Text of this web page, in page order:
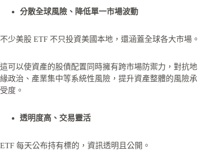
分散全球風險、降低單一市場波動
不少美股 ETF 不只投資美國本地，還涵蓋全球各大市場。
這可以使資產的股債配置同時擁有跨市場防禦力，對抗地
緣政治、產業集中等系統性風險，提升資產整體的風險承
受度。
透明度高、交易靈活
ETF 每天公布持有標的，資訊透明且公開。